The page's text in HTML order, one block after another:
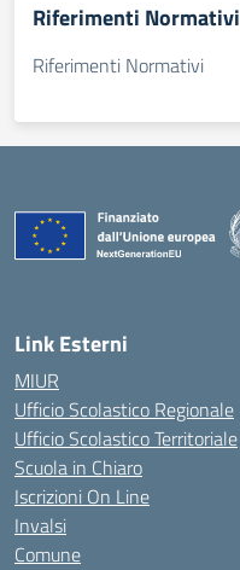
Riferimenti Normativi
Riferimenti Normativi
Link Esterni
MIUR
Ufficio Scolastico Regionale
Ufficio Scolastico Territoriale
Scuola in Chiaro
Iscrizioni On Line
Invalsi
Comune